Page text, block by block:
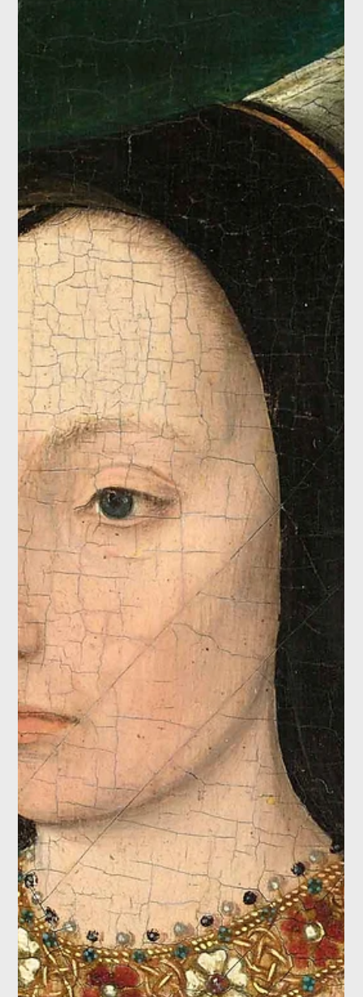
Brigitte Klefisch
14 ott 2025
Tempo di lettura: 1 min
La leggerezza dell'essere a Valencia: grande
mostra di Joaquín Sorolla
Scopri “Sorolla. Masterpieces from the Sorolla Museum” a
Valencia. 60 opere dell’impressionista spagnolo — dal 3 ottobre
2025 all’8 febbraio 2026 presso la Fundación Bancaja.